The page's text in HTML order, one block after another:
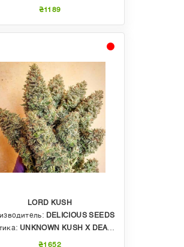
₴1189
LORD KUSH
DELICIOUS SEEDS
UNKNOWN KUSH X DEATH STAR X HEAD BAND
₴1652